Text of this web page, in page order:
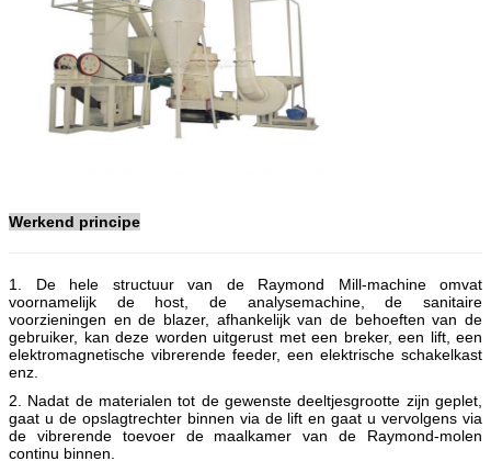
Werkend principe
1. De hele structuur van de Raymond Mill-machine omvat
voornamelijk de host, de analysemachine, de sanitaire
voorzieningen en de blazer, afhankelijk van de behoeften van de
gebruiker, kan deze worden uitgerust met een breker, een lift, een
elektromagnetische vibrerende feeder, een elektrische schakelkast
enz.
2. Nadat de materialen tot de gewenste deeltjesgrootte zijn geplet,
gaat u de opslagtrechter binnen via de lift en gaat u vervolgens via
de vibrerende toevoer de maalkamer van de Raymond-molen
continu binnen.